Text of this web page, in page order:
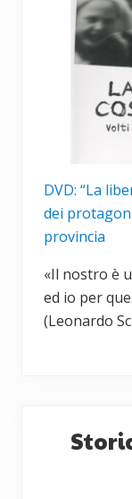
DVD: “La
dei
provincia
«Il nostro è
ed io per
(Leonardo